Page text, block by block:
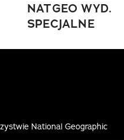
NATGEO WYD.
SPECJALNE
National Geographic